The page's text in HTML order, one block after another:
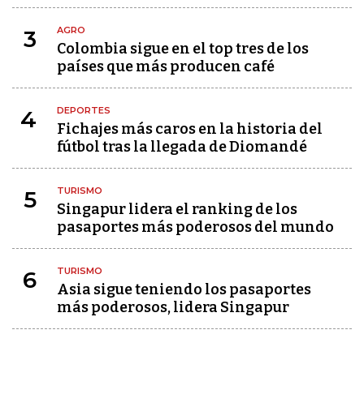
3 AGRO
Colombia sigue en el top tres de los
países que más producen café
4 DEPORTES
Fichajes más caros en la historia del
fútbol tras la llegada de Diomandé
5 TURISMO
Singapur lidera el ranking de los
pasaportes más poderosos del mundo
6 TURISMO
Asia sigue teniendo los pasaportes
más poderosos, lidera Singapur